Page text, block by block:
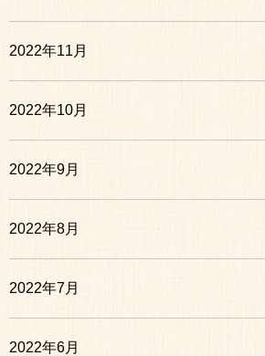
2022年11月
2022年10月
2022年9月
2022年8月
2022年7月
2022年6月